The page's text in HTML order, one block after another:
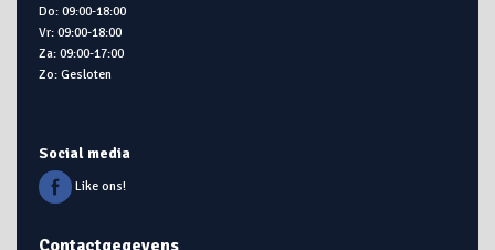
Do: 09:00-18:00
Vr: 09:00-18:00
Za: 09:00-17:00
Zo: Gesloten
Social media
Like ons!